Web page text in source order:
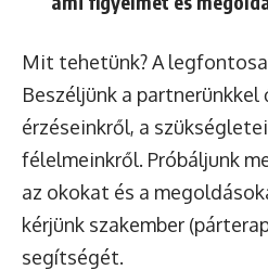
Mit tehetünk? A
Beszéljünk a
érzéseinkről, a
félelmeinkről. Próbáljunk
az okokat és a
kérjünk szakember
segítségét.